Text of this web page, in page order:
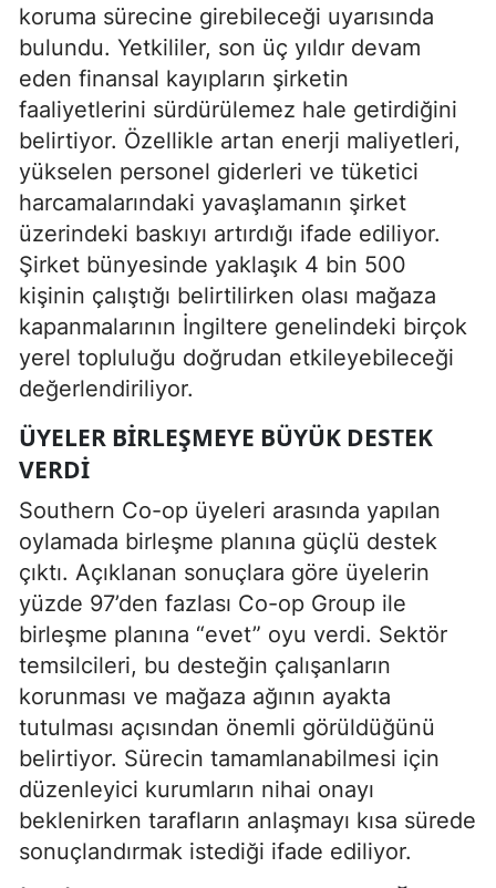
koruma sürecine girebileceği uyarısında
bulundu. Yetkililer, son üç yıldır devam
eden finansal kayıpların şirketin
faaliyetlerini sürdürülemez hale getirdiğini
belirtiyor. Özellikle artan enerji maliyetleri,
yükselen personel giderleri ve tüketici
harcamalarındaki yavaşlamanın şirket
üzerindeki baskıyı artırdığı ifade ediliyor.
Şirket bünyesinde yaklaşık 4 bin 500
kişinin çalıştığı belirtilirken olası mağaza
kapanmalarının İngiltere genelindeki birçok
yerel topluluğu doğrudan etkileyebileceği
değerlendiriliyor.
ÜYELER BIRLEŞMEYE BÜYÜK DESTEK
VERDI
Southern Co-op üyeleri arasında yapılan
oylamada birleşme planına güçlü destek
çıktı. Açıklanan sonuçlara göre üyelerin
yüzde 97’den fazlası Co-op Group ile
birleşme planına “evet” oyu verdi. Sektör
temsilcileri, bu desteğin çalışanların
korunması ve mağaza ağının ayakta
tutulması açısından önemli görüldüğünü
belirtiyor. Sürecin tamamlanabilmesi için
düzenleyici kurumların nihai onayı
beklenirken tarafların anlaşmayı kısa sürede
sonuçlandırmak istediği ifade ediliyor.